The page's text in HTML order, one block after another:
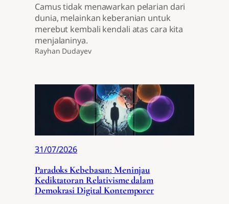
Camus tidak menawarkan pelarian dari
dunia, melainkan keberanian untuk
merebut kembali kendali atas cara kita
menjalaninya.
Rayhan Dudayev
31/07/2026
Paradoks Kebebasan: Meninjau
Kediktatoran Relativisme dalam
Demokrasi Digital Kontemporer